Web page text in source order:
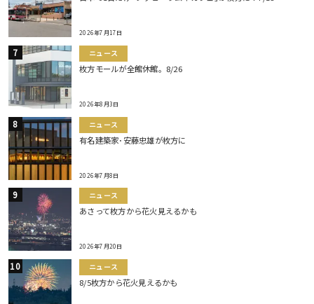
2026年7月17日
ニュース
枚方モールが全館休館。8/26
2026年8月3日
ニュース
有名建築家･安藤忠雄が枚方に
2026年7月8日
ニュース
あさって枚方から花火見えるかも
2026年7月20日
ニュース
8/5枚方から花火見えるかも